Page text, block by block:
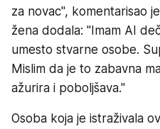
za novac", komentarisao
žena dodala: "Imam AI
umesto stvarne osobe.
Mislim da je to zabavna
ažurira i poboljšava."
Osoba koja je istraživala